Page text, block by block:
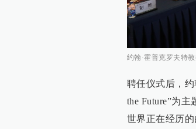
约翰·霍普克罗夫特教
聘任仪式后，约
the Future”为
世界正在经历